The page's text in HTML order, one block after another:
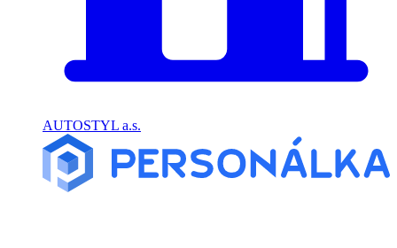
AUTOSTYL a.s.